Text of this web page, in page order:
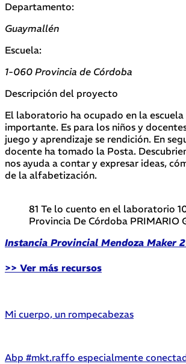
Departamento:
Guaymallén
Escuela:
1-060 Provincia de Córdoba
Descripción del proyecto
El laboratorio ha ocupado en la
importante. Es para los niños y
juego y aprendizaje se rendición. En
docente ha tomado la Posta.
nos ayuda a contar y expresar ideas,
de la alfabetización.
81 Te lo cuento en el laboratorio
Provincia De Córdoba PRIMARIO
Instancia Provincial Mendoza Maker
>> Ver más recursos
Mi cuerpo, un rompecabezas
Abp #mkt.raffo especialmente